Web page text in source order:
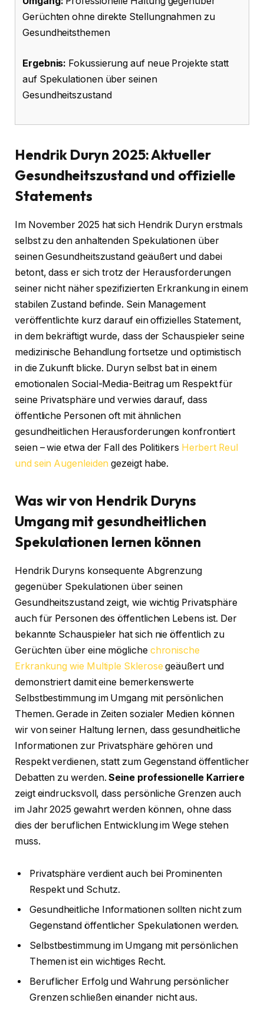
Gerüchten ohne direkte Stellungnahmen zu
Gesundheitsthemen
Ergebnis: Fokussierung auf neue Projekte statt
auf Spekulationen über seinen
Gesundheitszustand
Hendrik Duryn 2025: Aktueller
Gesundheitszustand und offizielle
Statements
Im November 2025 hat sich Hendrik Duryn erstmals
selbst zu den anhaltenden Spekulationen über
seinen Gesundheitszustand geäußert und dabei
betont, dass er sich trotz der Herausforderungen
seiner nicht näher spezifizierten Erkrankung in einem
stabilen Zustand befinde. Sein Management
veröffentlichte kurz darauf ein offizielles Statement,
in dem bekräftigt wurde, dass der Schauspieler seine
medizinische Behandlung fortsetze und optimistisch
in die Zukunft blicke. Duryn selbst bat in einem
emotionalen Social-Media-Beitrag um Respekt für
seine Privatsphäre und verwies darauf, dass
öffentliche Personen oft mit ähnlichen
gesundheitlichen Herausforderungen konfrontiert
seien – wie etwa der Fall des Politikers Herbert Reul
und sein Augenleiden gezeigt habe.
Was wir von Hendrik Duryns
Umgang mit gesundheitlichen
Spekulationen lernen können
Hendrik Duryns konsequente Abgrenzung
gegenüber Spekulationen über seinen
Gesundheitszustand zeigt, wie wichtig Privatsphäre
auch für Personen des öffentlichen Lebens ist. Der
bekannte Schauspieler hat sich nie öffentlich zu
Gerüchten über eine mögliche chronische
Erkrankung wie Multiple Sklerose geäußert und
demonstriert damit eine bemerkenswerte
Selbstbestimmung im Umgang mit persönlichen
Themen. Gerade in Zeiten sozialer Medien können
wir von seiner Haltung lernen, dass gesundheitliche
Informationen zur Privatsphäre gehören und
Respekt verdienen, statt zum Gegenstand öffentlicher
Debatten zu werden.Seine professionelle Karriere
zeigt eindrucksvoll, dass persönliche Grenzen auch
im Jahr 2025 gewahrt werden können, ohne dass
dies der beruflichen Entwicklung im Wege stehen
muss.
Privatsphäre verdient auch bei Prominenten
Respekt und Schutz.
Gesundheitliche Informationen sollten nicht zum
Gegenstand öffentlicher Spekulationen werden.
Selbstbestimmung im Umgang mit persönlichen
Themen ist ein wichtiges Recht.
Beruflicher Erfolg und Wahrung persönlicher
Grenzen schließen einander nicht aus.